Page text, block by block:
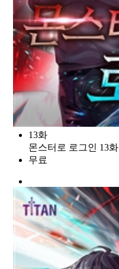
13화
몬스터로 로그인 13화
무료